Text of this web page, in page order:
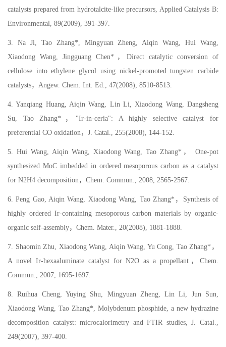
catalysts prepared from hydrotalcite-like precursors, Applied Catalysis B:
Environmental, 89(2009), 391-397.
3. Na Ji, Tao Zhang*, Mingyuan Zheng, Aiqin Wang, Hui Wang,
Xiaodong Wang, Jingguang Chen*，Direct catalytic conversion of
cellulose into ethylene glycol using nickel-promoted tungsten carbide
catalysts，Angew. Chem. Int. Ed., 47(2008), 8510-8513.
4. Yanqiang Huang, Aiqin Wang, Lin Li, Xiaodong Wang, Dangsheng
Su, Tao Zhang*，"Ir-in-ceria": A highly selective catalyst for
preferential CO oxidation，J. Catal., 255(2008), 144-152.
5. Hui Wang, Aiqin Wang, Xiaodong Wang, Tao Zhang*， One-pot
synthesized MoC imbedded in ordered mesoporous carbon as a catalyst
for N2H4 decomposition，Chem. Commun., 2008, 2565-2567.
6. Peng Gao, Aiqin Wang, Xiaodong Wang, Tao Zhang*，Synthesis of
highly ordered Ir-containing mesoporous carbon materials by organic-
organic self-assembly，Chem. Mater., 20(2008), 1881-1888.
7. Shaomin Zhu, Xiaodong Wang, Aiqin Wang, Yu Cong, Tao Zhang*，
A novel Ir-hexaaluminate catalyst for N2O as a propellant，Chem.
Commun., 2007, 1695-1697.
8. Ruihua Cheng, Yuying Shu, Mingyuan Zheng, Lin Li, Jun Sun,
Xiaodong Wang, Tao Zhang*, Molybdenum phosphide, a new hydrazine
decomposition catalyst: microcalorimetry and FTIR studies, J. Catal.,
249(2007), 397-400.